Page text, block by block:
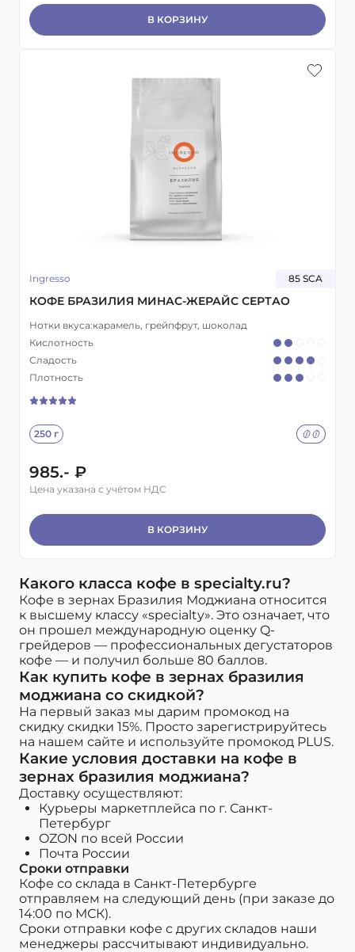
В КОРЗИНУ
Ingresso 85 SCA
КОФЕ БРАЗИЛИЯ МИНАС-ЖЕРАЙС СЕРТАО
Нотки вкуса:карамель, грейпфрут, шоколад
Кислотность
Сладость
Плотность
250 г
985.- ₽
Цена указана с учётом НДС
В КОРЗИНУ
Какого класса кофе в specialty.ru?
Кофе в зернах Бразилия Моджиана относится
к высшему классу «specialty». Это означает, что
он прошел международную оценку Q-
грейдеров — профессиональных дегустаторов
кофе — и получил больше 80 баллов.
Как купить кофе в зернах бразилия
моджиана со скидкой?
На первый заказ мы дарим промокод на
скидку скидки 15%. Просто зарегистрируйтесь
на нашем сайте и используйте промокод PLUS.
Какие условия доставки на кофе в
зернах бразилия моджиана?
Доставку осуществляют:
Курьеры маркетплейса по г. Санкт-
Петербург
OZON по всей России
Почта России
Сроки отправки
Кофе со склада в Санкт-Петербурге
отправляем на следующий день (при заказе до
14:00 по МСК).
Сроки отправки кофе с других складов наши
менеджеры рассчитывают индивидуально.